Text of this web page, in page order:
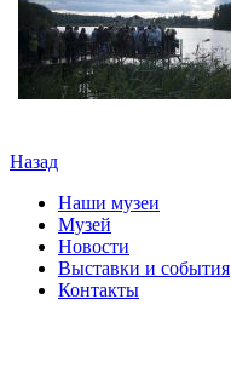
Назад
Наши музеи
Музей
Новости
Выставки и события
Контакты